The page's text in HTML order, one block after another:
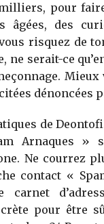
pour
âgées, des
risquez de
ne serait-ce
dénoncées
de
Arnaques »
Ne courrez
contact «
carnet
pour être